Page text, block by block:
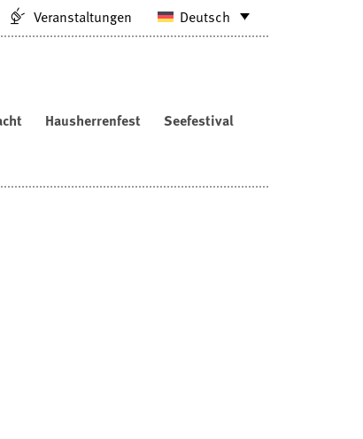
Deutsch
Veranstaltungen
Hausherrenfest Seefestival